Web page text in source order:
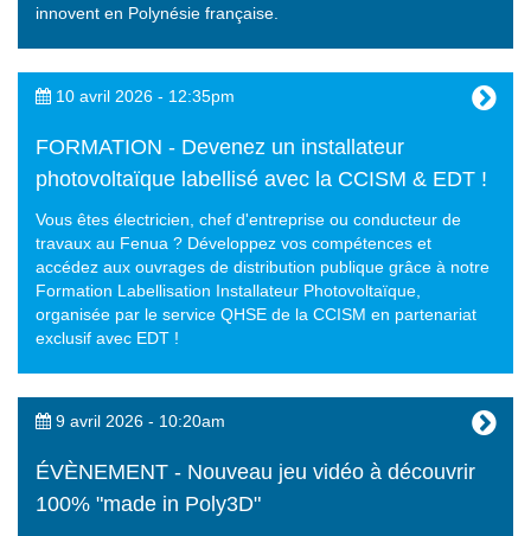
innovent en Polynésie française.
10 avril 2026 - 12:35pm
FORMATION - Devenez un installateur
photovoltaïque labellisé avec la CCISM & EDT !
Vous êtes électricien, chef d'entreprise ou conducteur de
travaux au Fenua ? Développez vos compétences et
accédez aux ouvrages de distribution publique grâce à notre
Formation Labellisation Installateur Photovoltaïque,
organisée par le service QHSE de la CCISM en partenariat
exclusif avec EDT !
9 avril 2026 - 10:20am
ÉVÈNEMENT - Nouveau jeu vidéo à découvrir
100% "made in Poly3D"